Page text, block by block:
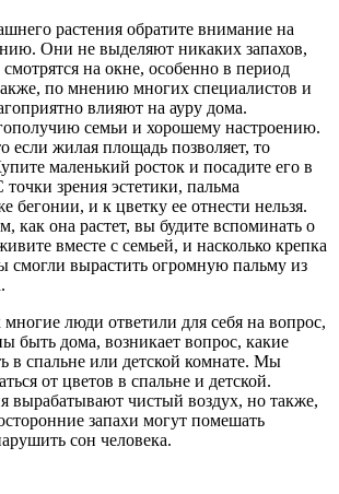
растения обратите внимание на
Они не выделяют никаких запахов,
смотрятся на окне, особенно в период
по мнению многих специалистов и
влияют на ауру дома.
семьи и хорошему настроению.
если жилая площадь позволяет, то
маленький росток и посадите его в
зрения эстетики, пальма
бегонии, и к цветку ее отнести нельзя.
как она растет, вы будите вспоминать о
вместе с семьей, и насколько крепка
смогли вырастить огромную пальму из
многие люди ответили для себя на вопрос,
быть дома, возникает вопрос, какие
в спальне или детской комнате. Мы
от цветов в спальне и детской.
вырабатывают чистый воздух, но также,
запахи могут помешать
сон человека.